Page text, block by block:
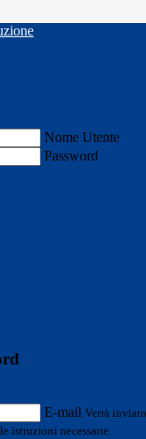
Nome Utente
Password
E-mail Verrà
istruzioni necessarie.